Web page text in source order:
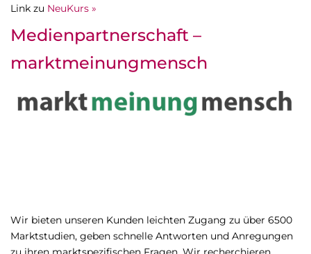
Link zu NeuKurs »
Medienpartnerschaft –
marktmeinungmensch
Wir bieten unseren Kunden leichten Zugang zu über 6500
Marktstudien, geben schnelle Antworten und Anregungen